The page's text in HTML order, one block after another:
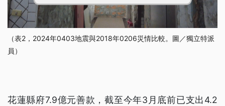
（表2，2024年0403地震與2018年0206災情比較。圖／獨立特派
員）
花蓮縣府7.9億元善款，截至今年3月底前已支出4.2